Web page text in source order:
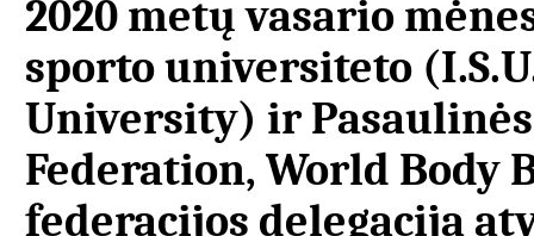
2020 metų vasario
sporto universiteto
University) ir Pasaulinės
Federation, World Body
federacijos delegacija